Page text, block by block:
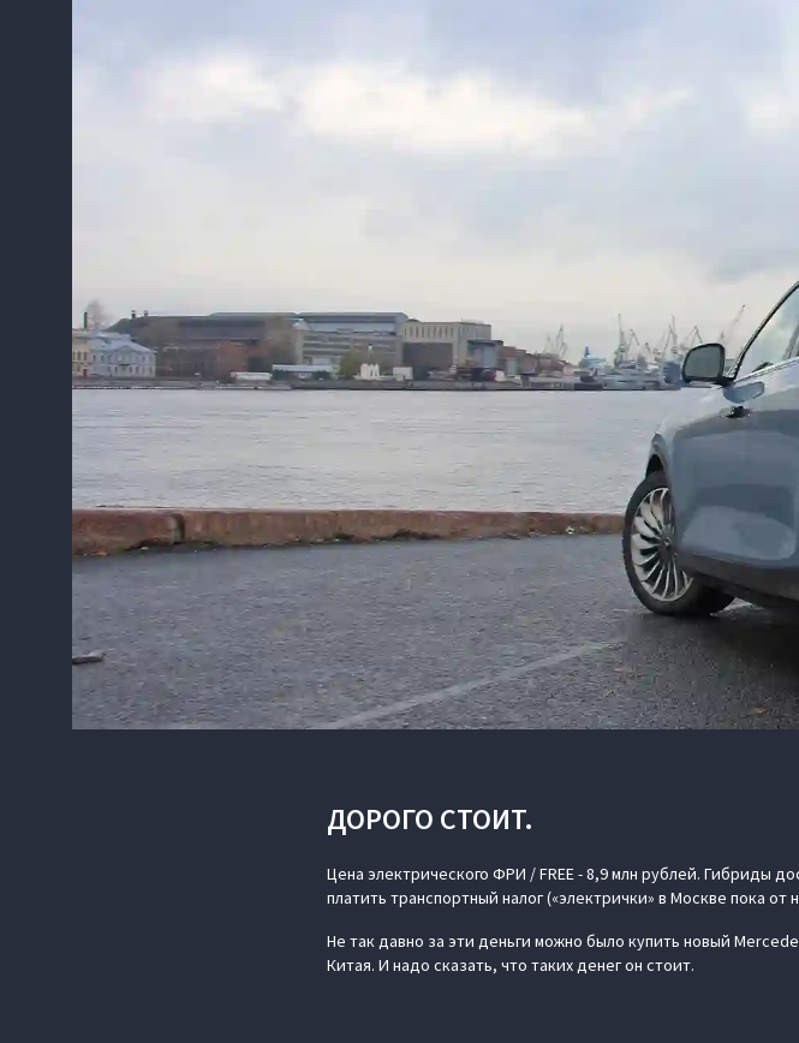
ДОРОГО СТОИТ.
Цена электрического ФРИ / FREE - 8,9 млн рублей. Гибриды
платить транспортный налог («электрички» в Москве пока
Не так давно за эти деньги можно было купить новый
Китая. И надо сказать, что таких денег он стоит.